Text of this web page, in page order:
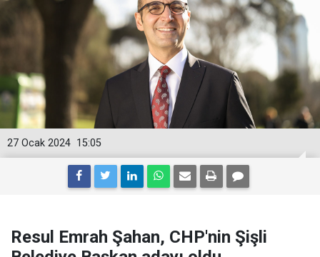
15:05
27 Ocak 2024
Resul Emrah Şahan, CHP'nin Şişli